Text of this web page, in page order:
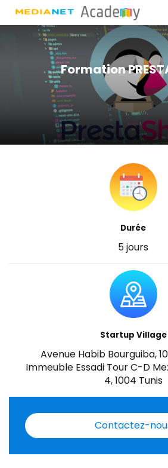
Formation
Durée
5 jours
Startup Village
Avenue Habib Bourguiba,
Immeuble Essadi Tour C-D
4, 1004 Tunis
Contactez-